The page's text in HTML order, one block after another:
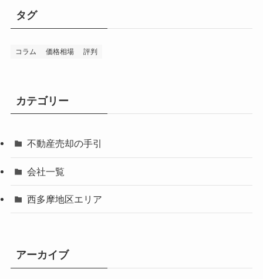
タグ
コラム 価格相場 評判
カテゴリー
不動産売却の手引
会社一覧
西多摩地区エリア
アーカイブ